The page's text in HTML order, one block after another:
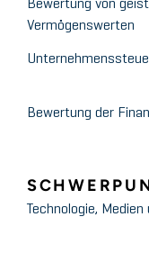
Bewertung von
Vermögenswerten
Bewertung der
Technologie,